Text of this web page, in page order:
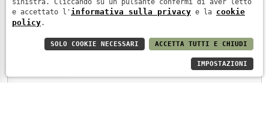
sinistra. Cliccando su un pulsante confermi di aver letto
e accettato l' informativa sulla privacy e la cookie
policy.
ACCETTA TUTTI E CHIUDI
SOLO COOKIE NECESSARI
IMPOSTAZIONI